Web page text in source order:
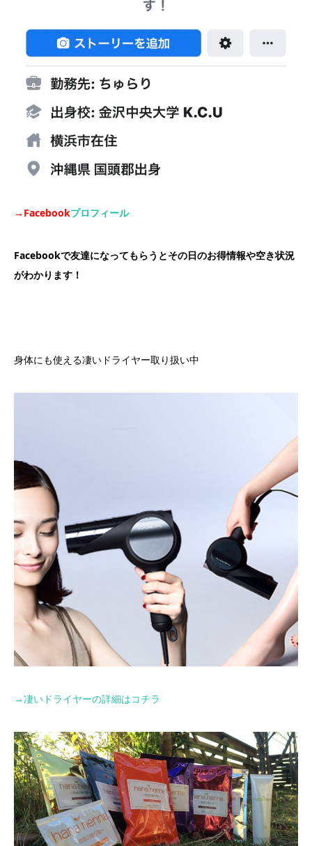
→Facebookプロフィール
Facebookで友達になってもらうとその日のお得情報や空き状況
がわかります！
身体にも使える凄いドライヤー取り扱い中
→凄いドライヤーの詳細はコチラ